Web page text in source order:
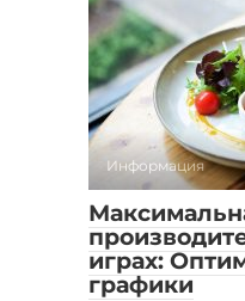
Информация
играх:
графики